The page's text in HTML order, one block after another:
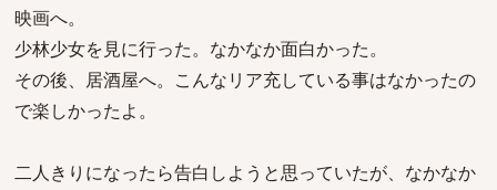
映画へ。
少林少女を見に行った。なかなか面白かった。
その後、居酒屋へ。こんなリア充している事はなかったの
で楽しかったよ。
二人きりになったら告白しようと思っていたが、なかなか